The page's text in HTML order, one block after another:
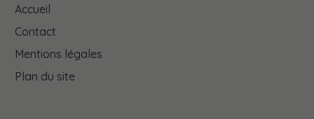
Accueil
Contact
Mentions légales
Plan du site